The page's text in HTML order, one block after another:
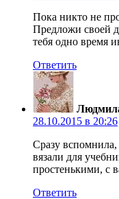
Пока никто не
Предложи своей
тебя одно время
Ответить
28.10.2015 в 20:26
Сразу вспомнила,
вязали для
простенькими, с
Ответить